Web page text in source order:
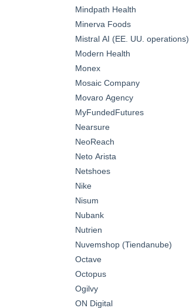
Mindpath Health
Minerva Foods
Mistral AI (EE. UU. operations)
Modern Health
Monex
Mosaic Company
Movaro Agency
MyFundedFutures
Nearsure
NeoReach
Neto Arista
Netshoes
Nike
Nisum
Nubank
Nutrien
Nuvemshop (Tiendanube)
Octave
Octopus
Ogilvy
ON Digital